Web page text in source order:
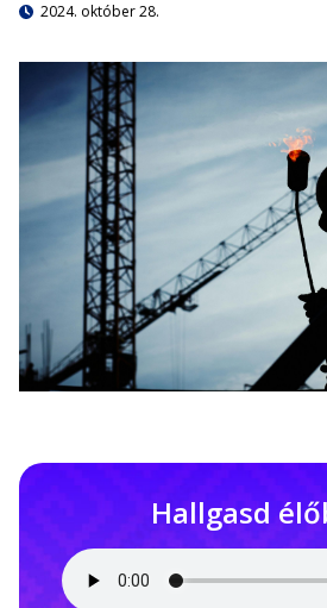
2024. október 28.
Hallgasd